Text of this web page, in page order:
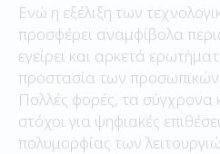
Ενώ η εξέλιξη των
προσφέρει αναμφίβολα
εγείρει και αρκετά
προστασία των
Πολλές φορές, τα σύγχρονα
στόχοι για ψηφιακές
πολυμορφίας των